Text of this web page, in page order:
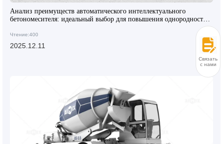
Анализ преимуществ автоматического интеллектуального
бетономесителя: идеальный выбор для повышения однородности
Чтение:400
2025.12.11
Связаться
с нами